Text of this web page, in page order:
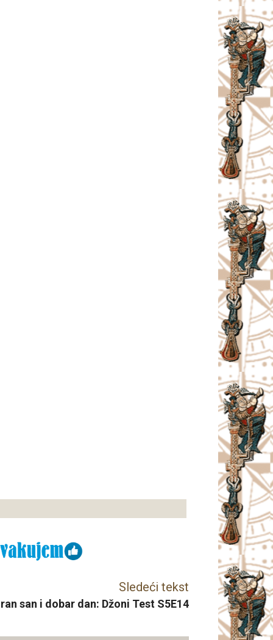
Sledeći tekst
san i dobar dan: Džoni Test S5E14